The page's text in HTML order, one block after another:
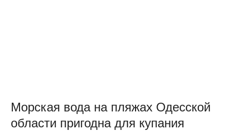
Морская вода на пляжах Одесской
области пригодна для купания